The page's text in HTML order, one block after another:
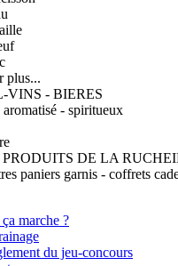
plus...
VINS - BIERES
- spiritueux
DE LA RUCHE
paniers garnis - coffrets
marche ?
du jeu-concours